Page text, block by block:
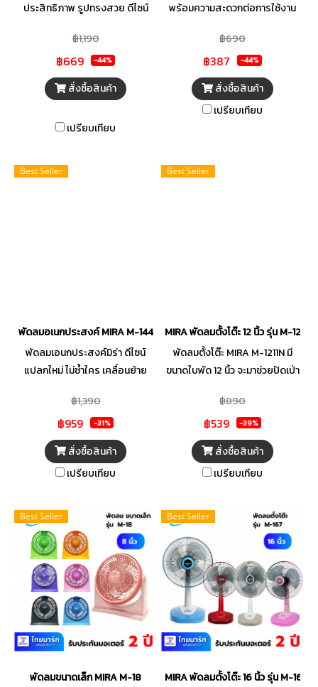
ประสิทธิภาพ รูปทรงสวย ดีไซน์
เลือกหลากหลาย ปรับแรงลมได้ 3
ระดับ ปรับส่ายซ้าย-ขวา และหยุด
ส่ายได้ตามต้องการ
฿1,190
฿669 -44%
สั่งซื้อสินค้า
เปรียบเทียบ
พร้อมความสะดวกต่อการใช้งาน
ผลิตจากวัสดุคุณภาพดี มีความ
แข็งแรง ทนทานต่อการใช้งานใน
อากาศร้อนอบอ้าวได้ดี พร้อมให้
ความเย็นกับได้ตลอดเวลา ใช้งาน
ไม่ยุ่งยาก กระจายลมได้อย่าง
ประสิทธิภาพ ตอบสนองทุกการใช้
฿690
฿387 -44%
สั่งซื้อสินค้า
เปรียบเทียบ
Best Seller
พัดลมอเนกประสงค์ MIRA M-144
พัดลมเอนกประสงค์มิร่า ดีไซน์
แปลกใหม่ ไม่ซ้ำใคร เคลื่อนย้าย
รับรองมาตรฐานระดับโลก ISO
9001
฿1,390
฿959 -31%
สั่งซื้อสินค้า
เปรียบเทียบ
Best Seller
MIRA พัดลมตั้งโต๊ะ 12 นิ้ว รุ่น M-1211
พัดลมตั้งโต๊ะ MIRA M-1211N มี
ขนาดใบพัด 12 นิ้ว จะมาช่วยปัดเป่า
สะดวกต่อการใช้งาน เหมาะสำหรับ
การใช้งานภายในบ้าน มาพร้อมกับ
ปุ่มกดปรับระดับที่เคยชิน
฿890
฿539 -39%
สั่งซื้อสินค้า
เปรียบเทียบ
Best Seller
พัดลมขนาดเล็ก MIRA M-18
Best Seller
MIRA พัดลมตั้งโต๊ะ 16 นิ้ว รุ่น M-167